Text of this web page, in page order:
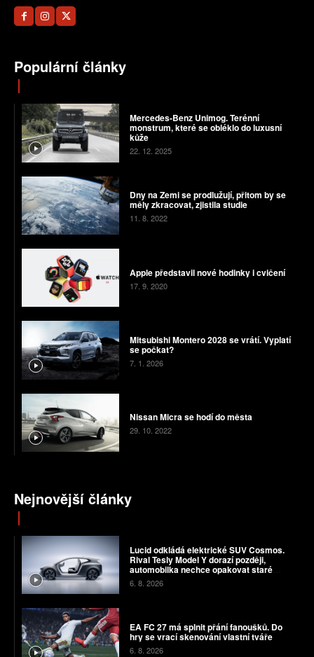
Populární články
Mercedes-Benz Unimog. Terénní
monstrum, které se obléklo do luxusní
kůže
22. 12. 2025
Dny na Zemi se prodlužují, přitom by se
měly zkracovat, zjistila studie
11. 8. 2022
Apple představil nové hodinky i cvičení
17. 9. 2020
Mitsubishi Montero 2028 se vrátí. Vyplatí
se počkat?
7. 1. 2026
Nissan Micra se hodí do města
29. 10. 2022
Nejnovější články
Lucid odkládá elektrické SUV Cosmos.
Rival Tesly Model Y dorazí později,
automobilka nechce opakovat staré
chyby
6. 8. 2026
EA FC 27 má splnit přání fanoušků. Do
hry se vrací skenování vlastní tváře
6. 8. 2026